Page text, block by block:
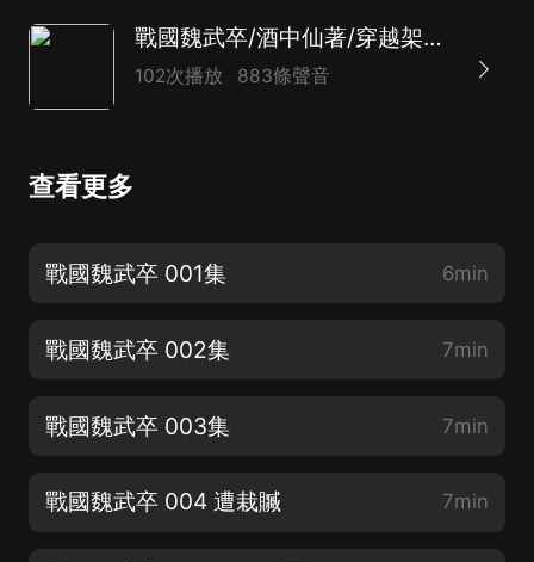
戰國魏武卒/酒中仙著/穿越架空/熱血軍事劇
102次播放 883條聲音
查看更多
戰國魏武卒 001集 6min
戰國魏武卒 002集 7min
戰國魏武卒 003集 7min
戰國魏武卒 004 遭栽贓 7min